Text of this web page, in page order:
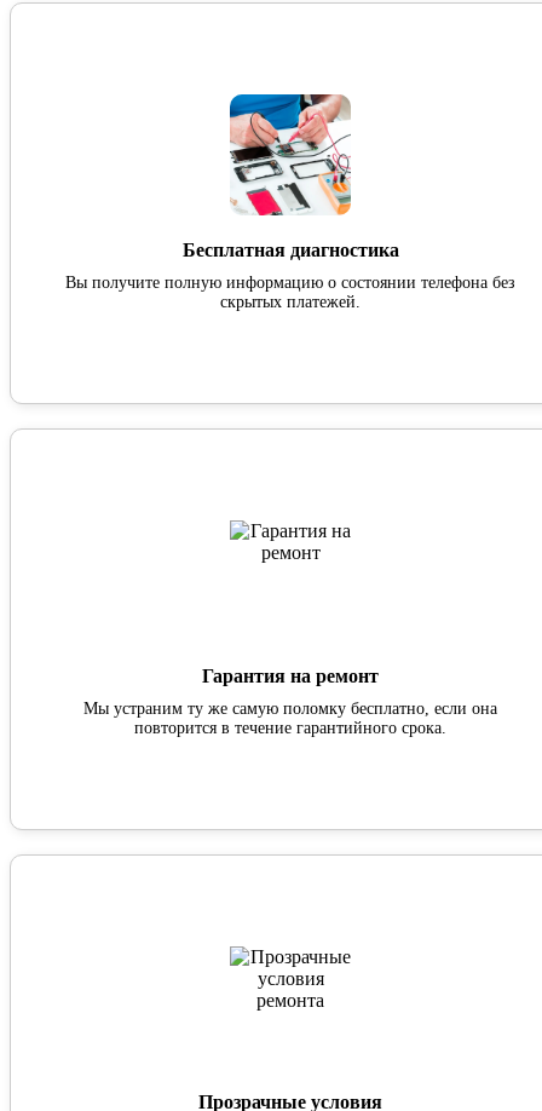
Бесплатная диагностика
Вы получите полную информацию о состоянии телефона без
скрытых платежей.
Гарантия на ремонт
Мы устраним ту же самую поломку бесплатно, если она
повторится в течение гарантийного срока.
Прозрачные условия